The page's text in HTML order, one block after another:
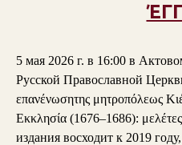
5 мая 2026 г. в 16:00 в
Русской Православной
επανένωσητης μητροπόλεως
Εκκλησία (1676–1686):
издания восходит к 2019